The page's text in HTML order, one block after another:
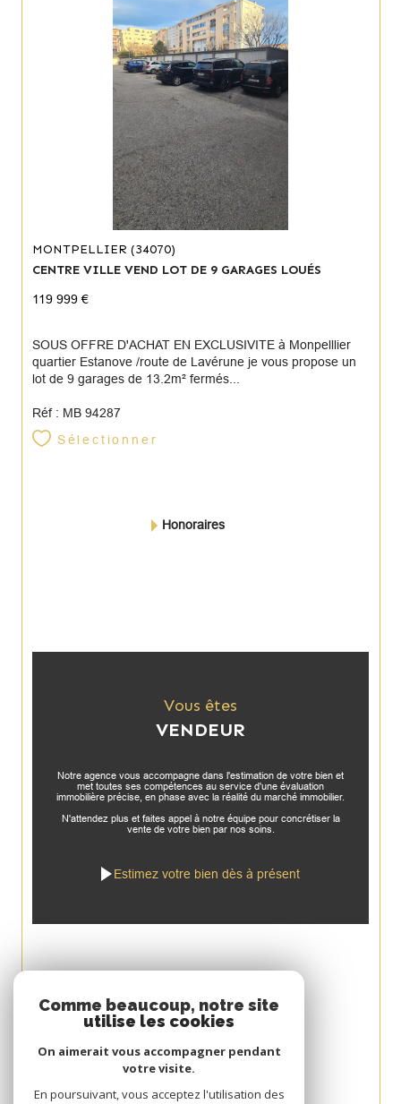
MONTPELLIER (34070)
CENTRE VILLE VEND LOT DE 9 GARAGES LOUÉS
119 999 €
SOUS OFFRE D'ACHAT EN EXCLUSIVITE à Monpelllier
quartier Estanove /route de Lavérune je vous propose un
lot de 9 garages de 13.2m² fermés...
Réf : MB 94287
Sélectionner
Honoraires
Vous êtes
VENDEUR
Notre agence vous accompagne dans l'estimation de votre bien et
met toutes ses compétences au service d'une évaluation
immobilière précise, en phase avec la réalité du marché immobilier.
N'attendez plus et faites appel à notre équipe pour concrétiser la
vente de votre bien par nos soins.
Estimez votre bien dès à présent
Espace
PROPRIÉTAIRE
Se connecter
Avis
Comme beaucoup, notre site
utilise les cookies
On aimerait vous accompagner pendant
votre visite.
En poursuivant, vous acceptez l'utilisation des